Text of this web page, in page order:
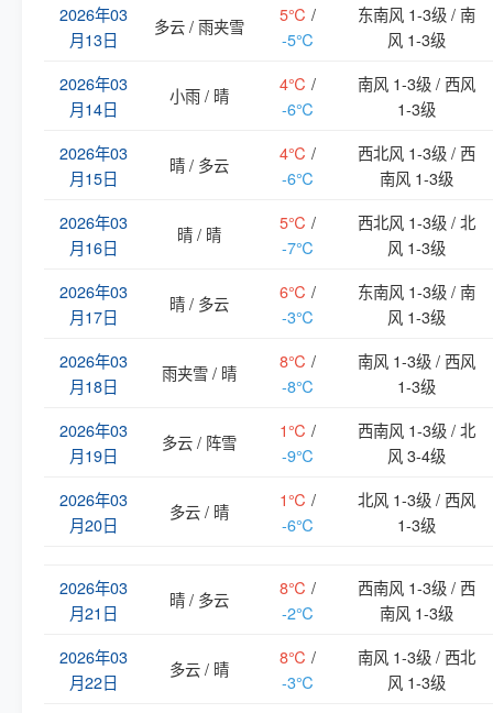
2026年03
月13日
多云 / 雨夹雪
5℃ /
-5℃
东南风 1-3级 / 南
风 1-3级
2026年03
月14日
小雨 / 晴
4℃ /
-6℃
南风 1-3级 / 西风
1-3级
2026年03
月15日
晴 / 多云
4℃ /
-6℃
西北风 1-3级 / 西
南风 1-3级
2026年03
月16日
晴 / 晴
5℃ /
-7℃
西北风 1-3级 / 北
风 1-3级
2026年03
月17日
晴 / 多云
6℃ /
-3℃
东南风 1-3级 / 南
风 1-3级
2026年03
月18日
雨夹雪 / 晴
8℃ /
-8℃
南风 1-3级 / 西风
1-3级
2026年03
月19日
多云 / 阵雪
1℃ /
-9℃
西南风 1-3级 / 北
风 3-4级
2026年03
月20日
多云 / 晴
1℃ /
-6℃
北风 1-3级 / 西风
1-3级
2026年03
月21日
晴 / 多云
8℃ /
-2℃
西南风 1-3级 / 西
南风 1-3级
2026年03
月22日
多云 / 晴
8℃ /
-3℃
南风 1-3级 / 西北
风 1-3级